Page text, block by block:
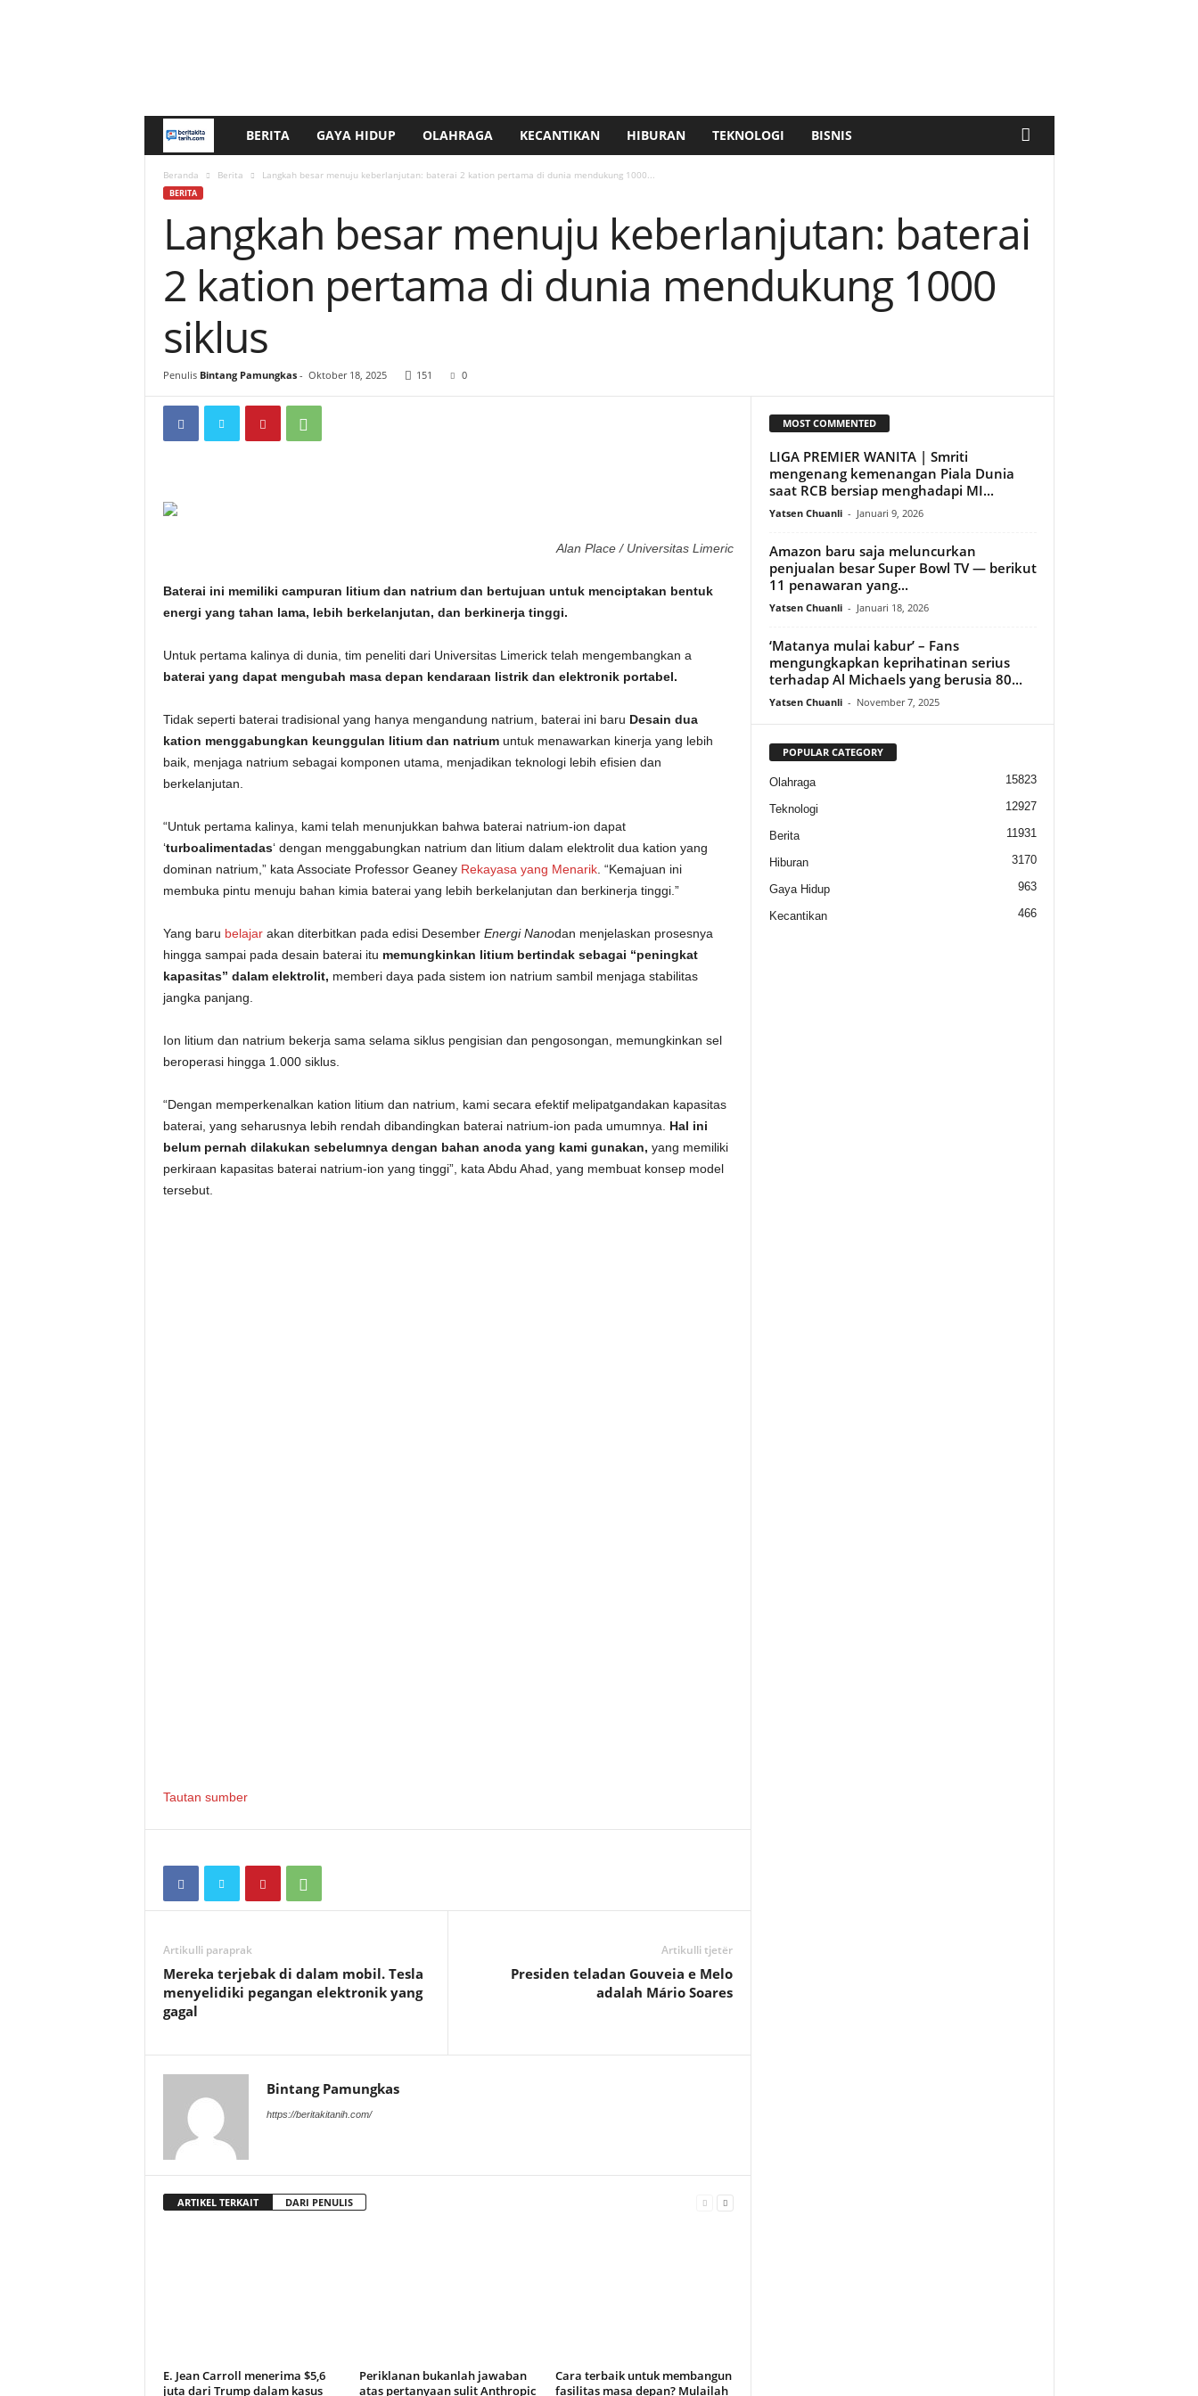
e
i
t
i
c
o
m
BERITA GAYA HIDUP OLAHRAGA KECANTIKAN HIBURAN TEKNOLOGI BISNIS
Beranda Berita Langkah besar menuju keberlanjutan: baterai 2 kation pertama di dunia mendukung 1000...
BERITA
Langkah besar menuju keberlanjutan: baterai
2 kation pertama di dunia mendukung 1000
siklus
Penulis Bintang Pamungkas- Oktober 18, 2025 151 0
Alan Place / Universitas Limeric
Baterai ini memiliki campuran litium dan natrium dan bertujuan untuk menciptakan bentuk
energi yang tahan lama, lebih berkelanjutan, dan berkinerja tinggi.
Untuk pertama kalinya di dunia, tim peneliti dari Universitas Limerick telah mengembangkan a
baterai yang dapat mengubah masa depan kendaraan listrik dan elektronik portabel.
Tidak seperti baterai tradisional yang hanya mengandung natrium, baterai ini baru Desain dua
kation menggabungkan keunggulan litium dan natriumuntuk menawarkan kinerja yang lebih
baik, menjaga natrium sebagai komponen utama, menjadikan teknologi lebih efisien dan
berkelanjutan.
“Untuk pertama kalinya, kami telah menunjukkan bahwa baterai natrium-ion dapat
‘turboalimentadas‘ dengan menggabungkan natrium dan litium dalam elektrolit dua kation yang
dominan natrium,” kata Associate Professor Geaney Rekayasa yang Menarik. “Kemajuan ini
membuka pintu menuju bahan kimia baterai yang lebih berkelanjutan dan berkinerja tinggi.”
Yang baru belajarakan diterbitkan pada edisi Desember Energi Nanodan menjelaskan prosesnya
hingga sampai pada desain baterai itu memungkinkan litium bertindak sebagai “peningkat
kapasitas” dalam elektrolit, memberi daya pada sistem ion natrium sambil menjaga stabilitas
jangka panjang.
Ion litium dan natrium bekerja sama selama siklus pengisian dan pengosongan, memungkinkan sel
beroperasi hingga 1.000 siklus.
“Dengan memperkenalkan kation litium dan natrium, kami secara efektif melipatgandakan kapasitas
baterai, yang seharusnya lebih rendah dibandingkan baterai natrium-ion pada umumnya.
Hal ini
belum pernah dilakukan sebelumnya dengan bahan anoda yang kami gunakan, yang memiliki
perkiraan kapasitas baterai natrium-ion yang tinggi”, kata Abdu Ahad, yang membuat konsep model
tersebut.
Tautan sumber
Artikulli paraprak
Mereka terjebak di dalam mobil. Tesla
menyelidiki pegangan elektronik yang
gagal
Artikulli tjetër
Presiden teladan Gouveia e Melo
adalah Mário Soares
Bintang Pamungkas
https://beritakitanih.com/
ARTIKEL TERKAIT DARI PENULIS
E. Jean Carroll menerima $5,6
juta dari Trump dalam kasus
Periklanan bukanlah jawaban
atas pertanyaan sulit Anthropic
Cara terbaik untuk membangun
fasilitas masa depan? Mulailah
MOST COMMENTED
LIGA PREMIER WANITA | Smriti
mengenang kemenangan Piala Dunia
saat RCB bersiap menghadapi MI...
Yatsen Chuanli - Januari 9, 2026
Amazon baru saja meluncurkan
penjualan besar Super Bowl TV — berikut
11 penawaran yang...
Yatsen Chuanli - Januari 18, 2026
‘Matanya mulai kabur’ – Fans
mengungkapkan keprihatinan serius
terhadap Al Michaels yang berusia 80...
Yatsen Chuanli - November 7, 2025
POPULAR CATEGORY
Olahraga 15823
Teknologi 12927
Berita 11931
Hiburan 3170
Gaya Hidup 963
Kecantikan 466